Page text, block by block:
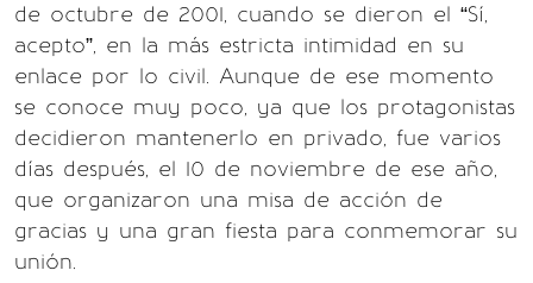
de octubre de 2001, cuando se dieron el “Sí,
acepto”, en la más estricta intimidad en su
enlace por lo civil. Aunque de ese momento
se conoce muy poco, ya que los protagonistas
decidieron mantenerlo en privado, fue varios
días después, el 10 de noviembre de ese año,
que organizaron una misa de acción de
gracias y una gran fiesta para conmemorar su
unión.